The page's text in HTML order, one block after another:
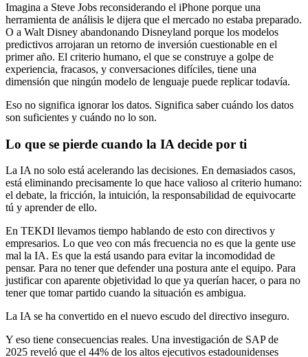
Imagina a Steve Jobs reconsiderando el iPhone porque una
herramienta de análisis le dijera que el mercado no estaba preparado.
O a Walt Disney abandonando Disneyland porque los modelos
predictivos arrojaran un retorno de inversión cuestionable en el
primer año. El criterio humano, el que se construye a golpe de
experiencia, fracasos, y conversaciones difíciles, tiene una
dimensión que ningún modelo de lenguaje puede replicar todavía.
Eso no significa ignorar los datos. Significa saber cuándo los datos
son suficientes y cuándo no lo son.
Lo que se pierde cuando la IA decide por ti
La IA no solo está acelerando las decisiones. En demasiados casos,
está eliminando precisamente lo que hace valioso al criterio humano:
el debate, la fricción, la intuición, la responsabilidad de equivocarte
tú y aprender de ello.
En TEKDI llevamos tiempo hablando de esto con directivos y
empresarios. Lo que veo con más frecuencia no es que la gente use
mal la IA. Es que la está usando para evitar la incomodidad de
pensar. Para no tener que defender una postura ante el equipo. Para
justificar con aparente objetividad lo que ya querían hacer, o para no
tener que tomar partido cuando la situación es ambigua.
La IA se ha convertido en el nuevo escudo del directivo inseguro.
Y eso tiene consecuencias reales. Una investigación de SAP de
2025 reveló que el 44% de los altos ejecutivos estadounidenses